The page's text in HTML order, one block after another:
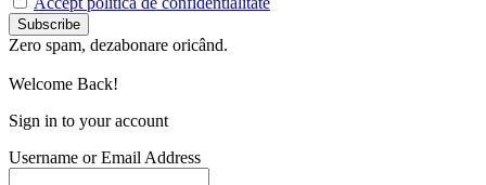
Zero spam, dezabonare oricând.
Welcome Back!
Sign in to your account
Username or Email Address